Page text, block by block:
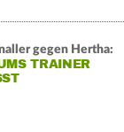
gegen Hertha:
TRAINER